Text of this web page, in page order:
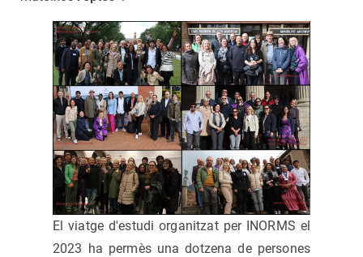
El viatge d'estudi organitzat per INORMS el
2023 ha permès una dotzena de persones